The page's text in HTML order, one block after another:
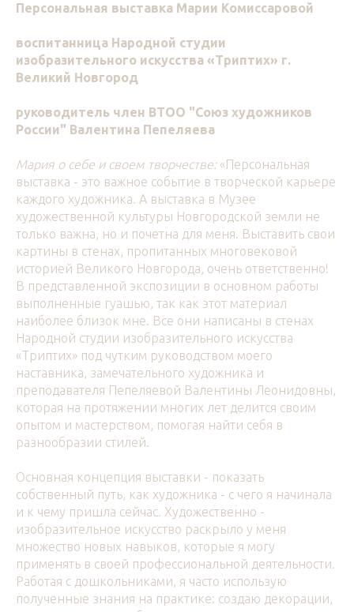
Персональная выставка Марии Комиссаровой
воспитанница Народной студии
изобразительного искусства «Триптих» г.
Великий Новгород
руководитель член ВТОО "Союз художников
России" Валентина Пепеляева
Мария о себе и своем творчестве:«Персональная
выставка - это важное событие в творческой карьере
каждого художника. А выставка в Музее
художественной культуры Новгородской земли не
только важна, но и почетна для меня. Выставить свои
картины в стенах, пропитанных многовековой
историей Великого Новгорода, очень ответственно!
В представленной экспозиции в основном работы
выполненные гуашью, так как этот материал
наиболее близок мне. Все они написаны в стенах
Народной студии изобразительного искусства
«Триптих» под чутким руководством моего
наставника, замечательного художника и
преподавателя Пепеляевой Валентины Леонидовны,
которая на протяжении многих лет делится своим
опытом и мастерством, помогая найти себя в
разнообразии стилей.
Основная концепция выставки - показать
собственный путь, как художника - с чего я начинала
и к чему пришла сейчас. Художественно -
изобразительное искусство раскрыло у меня
множество новых навыков, которые я могу
применять в своей профессиональной деятельности.
Работая с дошкольниками, я часто использую
полученные знания на практике: создаю декорации,